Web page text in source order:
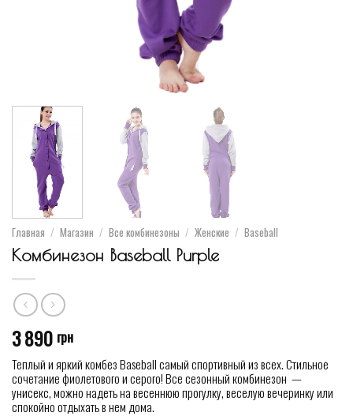
Главная / Магазин / Все комбинезоны / Женские / Baseball
Комбинезон Baseball Purple
3 890 грн
Теплый и яркий комбез Baseball самый спортивный из всех. Стильное
сочетание фиолетового и серого! Все сезонный комбинезон —
унисекс, можно надеть на весеннюю прогулку, веселую вечеринку или
спокойно отдыхать в нем дома.